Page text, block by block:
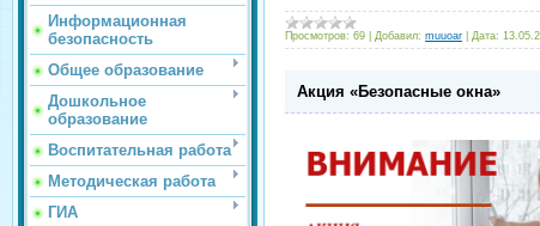
Информационная
безопасность
Общее образование
Дошкольное
образование
Воспитательная работа
Методическая работа
ГИА
Просмотров: 69 Добавил: muuoar Дата:
Акция «Безопасные окна»